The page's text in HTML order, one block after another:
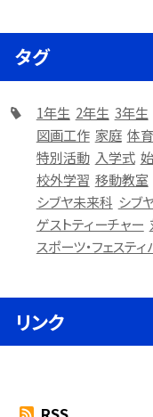
タグ
1年生 2年生 3年生
図画工作 家庭 体育
特別活動 入学式
校外学習 移動教室
シブヤ未来科 シブ
ゲストティーチャー
スポーツ・フェスティ
リンク